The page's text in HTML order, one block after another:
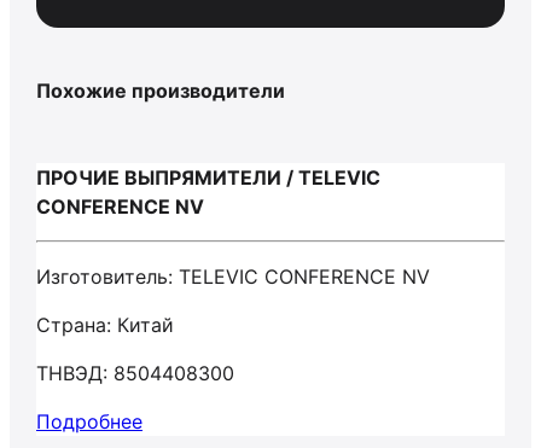
Похожие производители
ПРОЧИЕ ВЫПРЯМИТЕЛИ / TELEVIC
CONFERENCE NV
Изготовитель: TELEVIC CONFERENCE NV
Страна: Китай
ТНВЭД: 8504408300
Подробнее